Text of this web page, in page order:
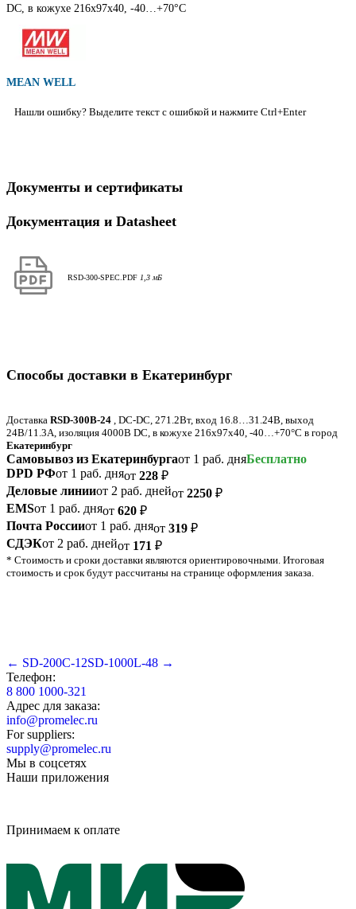
DC, в кожухе 216х97х40, -40…+70°С
MEAN WELL
Нашли ошибку? Выделите текст с ошибкой и нажмите Ctrl+Enter
Документы и сертификаты
Документация и Datasheet
RSD-300-SPEC.PDF 1,3 мБ
Способы доставки в Екатеринбург
Доставка RSD-300B-24 , DC-DC, 271.2Вт, вход 16.8…31.24В, выход
24В/11.3А, изоляция 4000В DC, в кожухе 216х97х40, -40…+70°С в город
Екатеринбург
Самовывоз из Екатеринбургаот 1 раб. дняБесплатно
DPD РФот 1 раб. дняот 228 ₽
Деловые линииот 2 раб. днейот 2250 ₽
EMSот 1 раб. дняот 620 ₽
Почта Россииот 1 раб. дняот 319 ₽
СДЭКот 2 раб. днейот 171 ₽
* Стоимость и сроки доставки являются ориентировочными. Итоговая
стоимость и срок будут рассчитаны на странице оформления заказа.
← SD-200C-12SD-1000L-48 →
Телефон:
8 800 1000-321
Адрес для заказа:
info@promelec.ru
For suppliers:
supply@promelec.ru
Мы в соцсетях
Наши приложения
Принимаем к оплате